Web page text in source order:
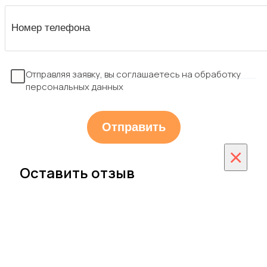
Отправляя заявку, вы соглашаетесь на обработку
персональных данных
×
Оставить отзыв